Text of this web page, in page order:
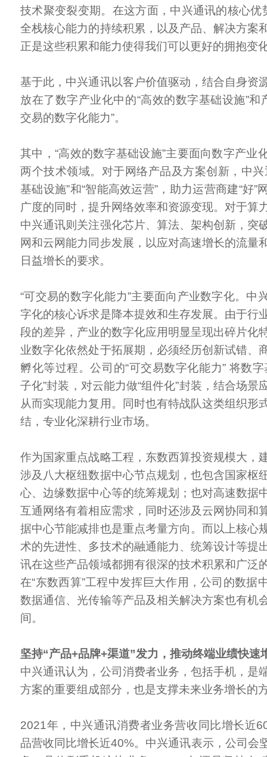
技术聚变裂变期。在这方面，中兴通讯的核心优
全栈核心能力的持续积累，以及产品、解决方案
正是这些积累和能力使得我们可以更好的拥抱变化
基于此，中兴通讯以客户价值驱动，结合自身资
放在了数字产业化中的“高效的数字基础设施”和
交易的数字化能力”。
其中，“高效的数字基础设施”主要面向数字产业
两个技术领域。对于网络产品及方案创新，中兴
基础设施”和“智能高效运营”，助力运营商建“好”
广度的同时，提升网络效率和资源变现。对于算
中兴通讯则关注强化芯片、算法、架构创新，突
网和云网能力同步发展，以应对高速增长的流量
日益增长的要求。
“可交易的数字化能力”主要面向产业数字化。中
字化的核心诉求是降本提效和生存发展。由于行
段的差异，产业的数字化应用明显呈现出碎片化
业数字化依然处于拓展期，必须经历创新试错、
孵化等过程。公司的“可交易数字化能力” 将数
子化”封装，对云能力做“组件化”封装，结合场景
从而实现能力复用。同时也有特战队这类组织形
结，专业化深耕行业市场。
作为国家重点战略工程，东数西算投资规模大，
涉及八大枢纽数据中心节点规划，也包含国家枢
心、边缘数据中心等的统筹规划；也对高速数据
互通网络有着相应需求，同时还涉及云网协同和
据中心节能减排也是重点考量方向。而以上核心
术的先进性、多技术的融通能力、统筹设计等提
讯在这些产品领域都拥有很深的技术积累和广泛
在“东数西算”工程中发挥巨大作用，公司的数据
数据通信、光传输等产品及相关解决方案也有机
间。
坚持“产品+品牌+渠道”发力，推动终端业绩快速
中兴通讯认为，公司消费者业务，包括手机，是
方案的重要组成部分，也是支撑未来业务增长的
2021年，中兴通讯消费者业务营收同比增长近
品营收同比增长近40%。中兴通讯表示，公司会